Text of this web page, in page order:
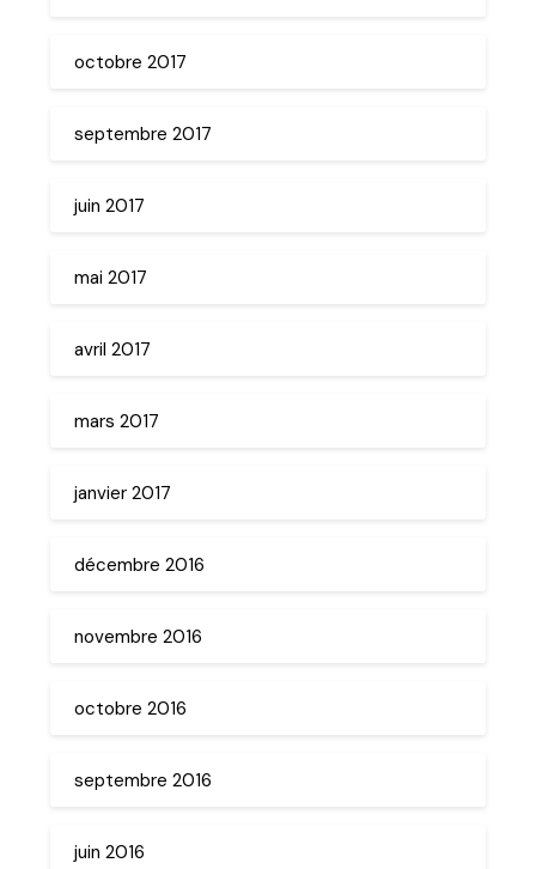
octobre 2017
septembre 2017
juin 2017
mai 2017
avril 2017
mars 2017
janvier 2017
décembre 2016
novembre 2016
octobre 2016
septembre 2016
juin 2016